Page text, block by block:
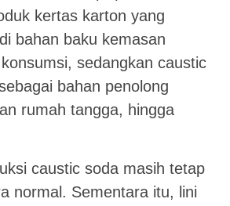
kertas karton yang
bahan baku kemasan
sedangkan caustic
bahan penolong
rumah tangga, hingga
caustic soda masih tetap
normal. Sementara itu, lini